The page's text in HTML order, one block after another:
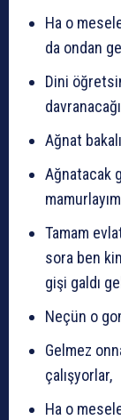
Ha o
da ondan
Dini
Ağnat
Ağnatacak
Tamam
sora ben
gişi galdı
Neçün o
Gelmez
çalışyorlar,
Ha o